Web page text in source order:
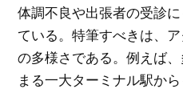
体調不良や出張者の受診
ている。特筆すべきは、
の多様さである。例えば
まる一大ターミナル駅か